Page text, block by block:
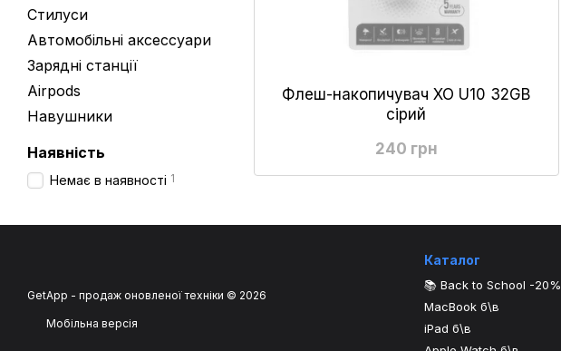
Флеш-накопичувач XO U10 32GB
сірий
240 грн
Стилуси
Aвтомобільні аксессуари
Зарядні станції
Airpods
Навушники
Наявність
Немає в наявності 1
GetApp - продаж оновленої техніки © 2026
Мобільна версія
Каталог
📚 Back to School -20%
MacBook б\в
iPad б\в